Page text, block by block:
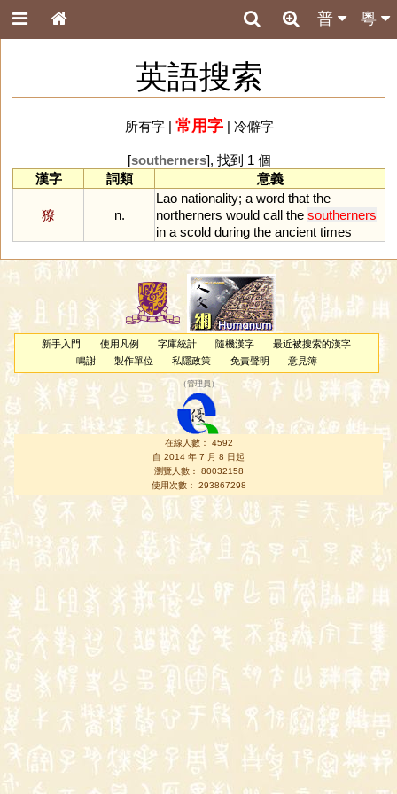
粵
普
英語搜索
所有字| 常用字| 冷僻字
[southerners], 找到 1 個
漢字
詞類 意義
獠 n.
Lao nationality; a word that the
northerners would call the southerners
in a scold during the ancient times
新手入門 使用凡例 字庫統計 隨機漢字
最近被搜索的漢字
鳴謝
製作單位 私隱政策 免責聲明 意見簿
（管理員 ）
在線人數： 4592
自 2014 年 7 月 8 日起
瀏覽人數： 80032158
使用次數： 293867298